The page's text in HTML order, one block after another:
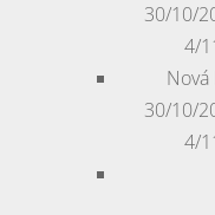
30/10/
4/
30/10/
4/